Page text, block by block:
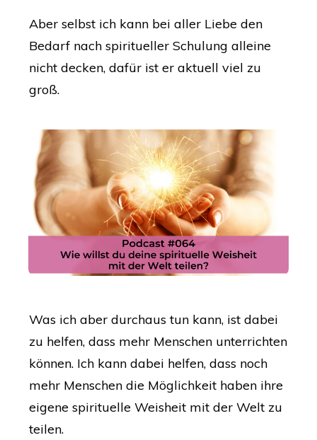
Aber selbst ich kann bei aller Liebe den
Bedarf nach spiritueller Schulung alleine
nicht decken, dafür ist er aktuell viel zu
groß.
Was ich aber durchaus tun kann, ist dabei
zu helfen, dass mehr Menschen unterrichten
können. Ich kann dabei helfen, dass noch
mehr Menschen die Möglichkeit haben ihre
eigene spirituelle Weisheit mit der Welt zu
teilen.